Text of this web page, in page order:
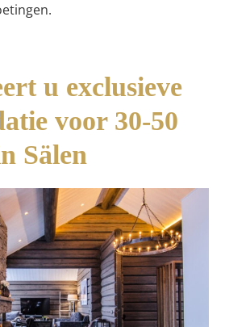
u exclusieve
voor 30-50
Sälen